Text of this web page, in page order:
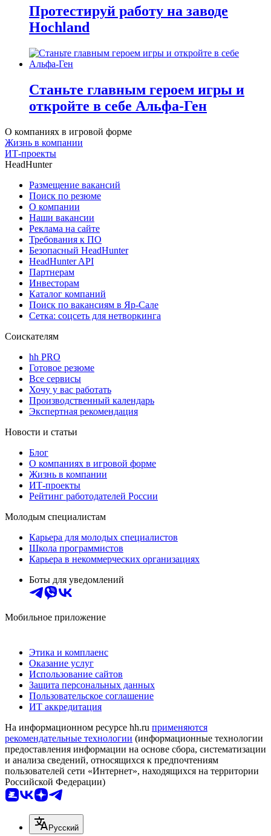
Протестируй работу на заводе
Hochland
Станьте главным героем игры и
откройте в себе Альфа-Ген
О компаниях в игровой форме
Жизнь в компании
ИТ-проекты
HeadHunter
Размещение вакансий
Поиск по резюме
О компании
Наши вакансии
Реклама на сайте
Требования к ПО
Безопасный HeadHunter
HeadHunter API
Партнерам
Инвесторам
Каталог компаний
Поиск по вакансиям в Яр-Сале
Сетка: соцсеть для нетворкинга
Соискателям
hh PRO
Готовое резюме
Все сервисы
Хочу у вас работать
Производственный календарь
Экспертная рекомендация
Новости и статьи
Блог
О компаниях в игровой форме
Жизнь в компании
ИТ-проекты
Рейтинг работодателей России
Молодым специалистам
Карьера для молодых специалистов
Школа программистов
Карьера в некоммерческих организациях
Боты для уведомлений
Мобильное приложение
Этика и комплаенс
Оказание услуг
Использование сайтов
Защита персональных данных
Пользовательское соглашение
ИТ аккредитация
На информационном ресурсе hh.ru применяются
рекомендательные технологии (информационные технологии
предоставления информации на основе сбора, систематизации
и анализа сведений, относящихся к предпочтениям
пользователей сети «Интернет», находящихся на территории
Российской Федерации)
Русский